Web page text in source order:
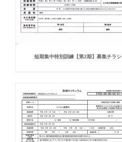
短期集中特別訓練【第2期】募集チラシ